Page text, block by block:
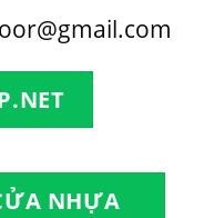
NHỰA